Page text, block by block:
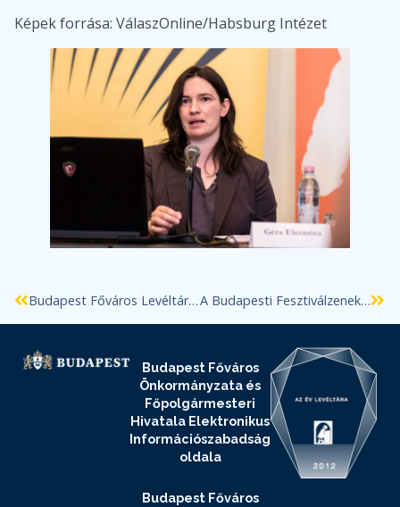
Képek forrása: VálaszOnline/Habsburg Intézet
Budapest Főváros Levéltára és az ELTE BTK Filozófiai Intézet programsorozatának közös rendezvénye A Budapesti Fesztiválzenekar 2023. október 25-én koncertet ad levéltárunkban
Budapest Főváros
Önkormányzata és
Főpolgármesteri
Hivatala Elektronikus
Információszabadság
oldala
Budapest Főváros